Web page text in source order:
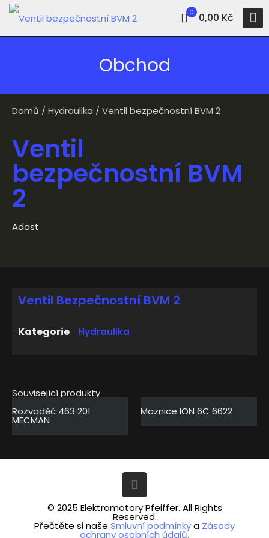
0 0,00 Kč
Obchod
Domů / Hydraulika / Ventil bezpečnostní BVM 2
Ventil
bezpečnostní BVM
2
Adast
Související produkty
Rozvaděč 463 201
MECMAN
Maznice ION 6C 6622
Ventil Bezpečnostní BVM 2
Kategorie Hydraulika
© 2025 Elektromotory Pfeiffer. All Rights
Reserved.
Přečtěte si naše Smluvní podmínkya Zásady
ochrany osobních údajů.